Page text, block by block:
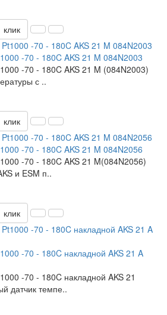
клик
-70 - 180C AKS 21 M 084N2003
-70 - 180C AKS 21 M (084N2003)
с ..
клик
-70 - 180C AKS 21 M 084N2056
-70 - 180C AKS 21 M(084N2056)
и ESM п..
клик
-70 - 180C накладной AKS 21 A
-70 - 180C накладной AKS 21
датчик темпе..